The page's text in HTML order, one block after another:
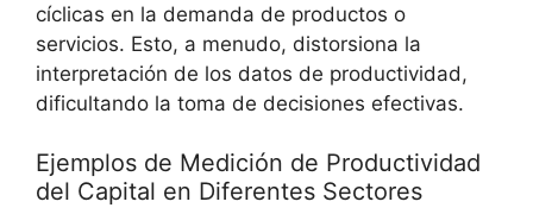
cíclicas en la demanda de productos o
servicios. Esto, a menudo, distorsiona la
interpretación de los datos de productividad,
dificultando la toma de decisiones efectivas.
Ejemplos de Medición de Productividad
del Capital en Diferentes Sectores